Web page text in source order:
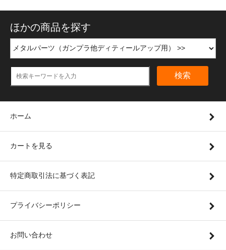
ほかの商品を探す
検索
ホーム
カートを見る
特定商取引法に基づく表記
プライバシーポリシー
お問い合わせ